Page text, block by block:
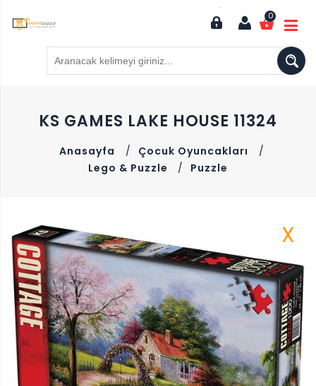
0
KS GAMES LAKE HOUSE 11324
Anasayfa / Çocuk Oyuncakları
/
Lego & Puzzle
/ Puzzle
X